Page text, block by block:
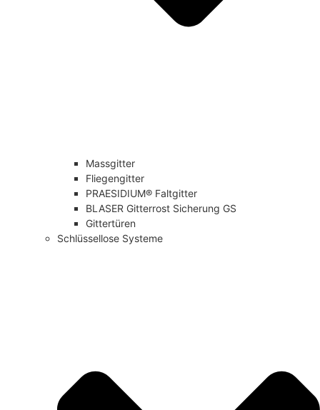
Massgitter
Fliegengitter
PRAESIDIUM® Faltgitter
BLASER Gitterrost Sicherung GS
Gittertüren
Schlüssellose Systeme